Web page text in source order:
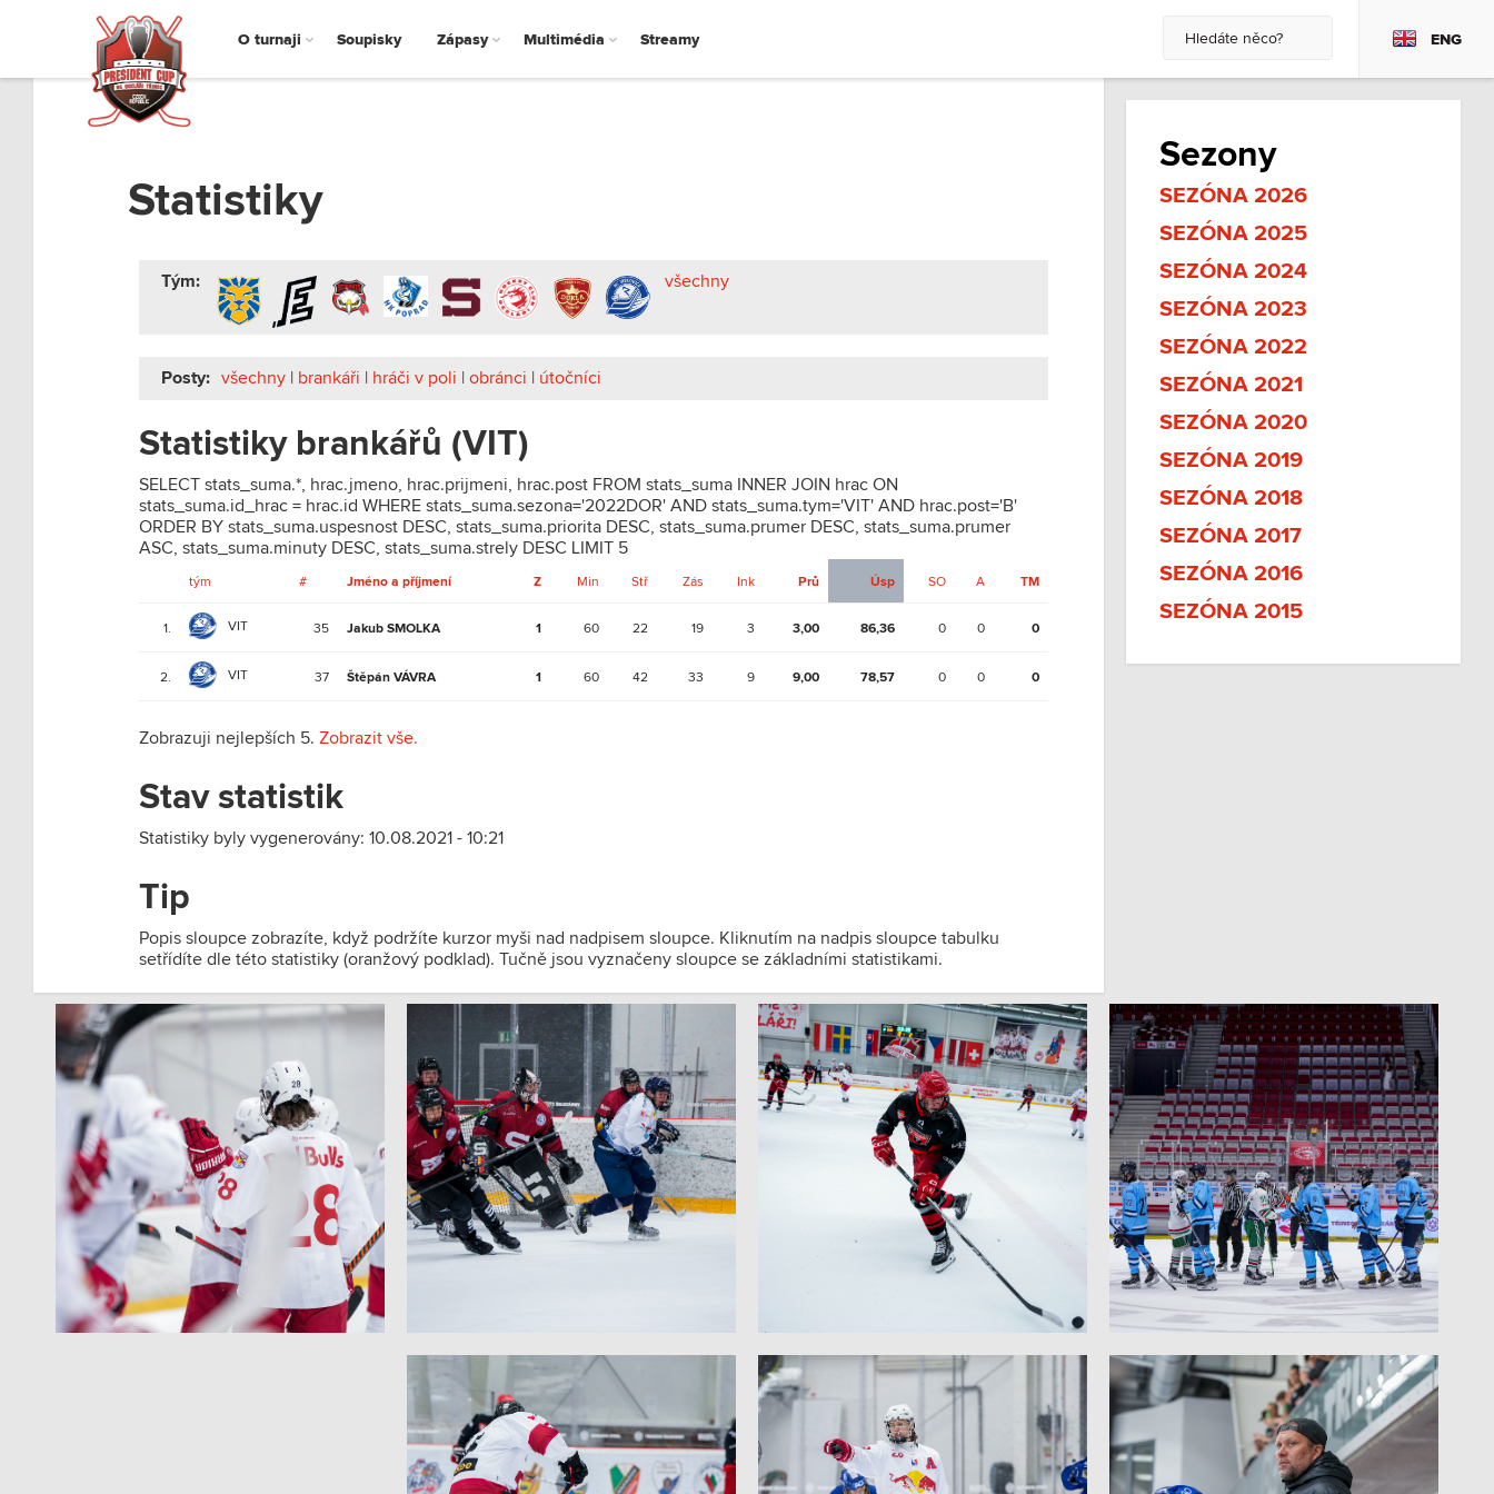
O turnaji Soupisky Zápasy Multimédia Streamy ENG
Statistiky
Tým: všechny
Posty: všechny | brankáři | hráči v poli | obránci | útočníci
Statistiky brankářů (VIT)
SELECT stats_suma.*, hrac.jmeno, hrac.prijmeni, hrac.post FROM stats_suma INNER JOIN hrac ON
stats_suma.id_hrac = hrac.id WHERE stats_suma.sezona='2022DOR' AND stats_suma.tym='VIT' AND hrac.post='B'
ORDER BY stats_suma.uspesnost DESC, stats_suma.priorita DESC, stats_suma.prumer DESC, stats_suma.prumer
ASC, stats_suma.minuty DESC, stats_suma.strely DESC LIMIT 5
tým # Jméno a příjmení Z Min Stř Zás Ink Prů Úsp SO A TM
1. VIT 35 Jakub SMOLKA 1 60 22 19 3 3,00 86,36 0 0 0
2. VIT 37 Štěpán VÁVRA 1 60 42 33 9 9,00 78,57 0 0 0
Zobrazuji nejlepších 5. Zobrazit vše.
Stav statistik
Statistiky byly vygenerovány: 10.08.2021 - 10:21
Tip
Popis sloupce zobrazíte, když podržíte kurzor myši nad nadpisem sloupce. Kliknutím na nadpis sloupce tabulku
setřídíte dle této statistiky (oranžový podklad). Tučně jsou vyznačeny sloupce se základními statistikami.
Sezony
SEZÓNA 2026
SEZÓNA 2025
SEZÓNA 2024
SEZÓNA 2023
SEZÓNA 2022
SEZÓNA 2021
SEZÓNA 2020
SEZÓNA 2019
SEZÓNA 2018
SEZÓNA 2017
SEZÓNA 2016
SEZÓNA 2015